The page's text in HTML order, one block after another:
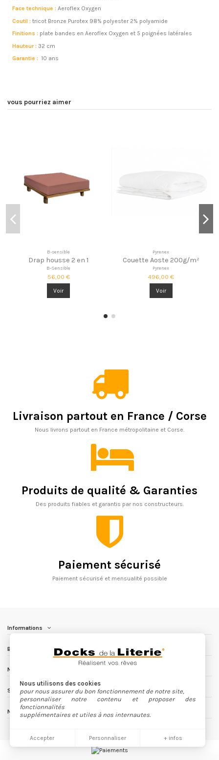
Face technique : Aeroflex Oxygen
Coutil : tricot Bronze Purotex 98% polyester 2% polyamide
Finitions : plate bandes en Aeroflex Oxygen et 5 poignées latérales
Hauteur : 32 cm
Garantie : 10 ans
vous pourriez aimer
B-sensible
Drap housse 2 en 1
B-Sensible
56,00 €
Voir
Pyrenex
Couette Aoste 200g/m²
Pyrenex
496,00 €
Voir
Livraison partout en France / Corse
Nous livrons partout en France métropolitaine et Corse.
Produits de qualité & Garanties
Des produits fiables et garantis par nos constructeurs.
Paiement sécurisé
Paiement sécurisé et mensualité possible
Informations
Besoin d'aide ?
Nous contacter
Nous utilisons des cookies
pour nous assurer du bon fonctionnement de notre site,
personnaliser notre contenu et proposer des
fonctionnalités
supplémentaires et utiles à nos internautes.
Accepter Personnaliser + infos
Suivez nous
Newsletter